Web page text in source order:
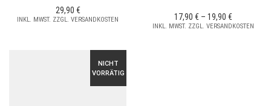
29,90 €
INKL. MWST. ZZGL. VERSANDKOSTEN 17,90 € – 19,90 €
INKL. MWST. ZZGL. VERSANDKOSTEN
NICHT
VORRÄTIG